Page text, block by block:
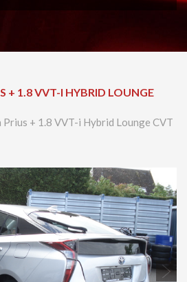
+ 1.8 VVT-I HYBRID LOUNGE
+ 1.8 VVT-i Hybrid Lounge CVT